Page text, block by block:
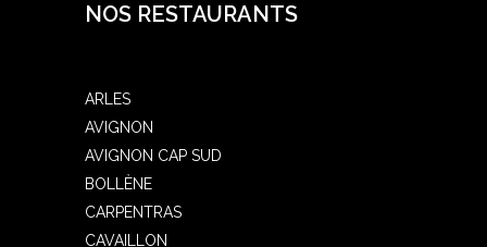
NOS RESTAURANTS
ARLES
AVIGNON
AVIGNON CAP SUD
BOLLÈNE
CARPENTRAS
CAVAILLON